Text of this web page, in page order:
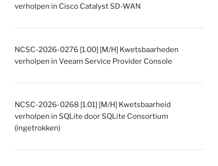
verholpen in Cisco Catalyst SD-WAN
NCSC-2026-0276 [1.00] [M/H] Kwetsbaarheden
verholpen in Veeam Service Provider Console
NCSC-2026-0268 [1.01] [M/H] Kwetsbaarheid
verholpen in SQLite door SQLite Consortium
(ingetrokken)